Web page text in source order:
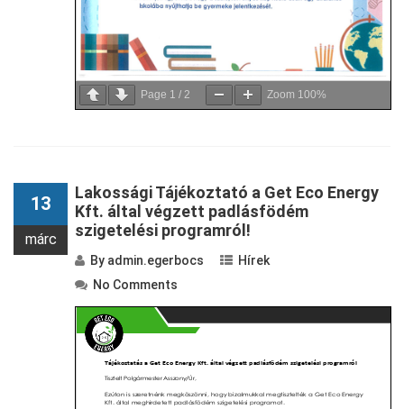
Page 1 /2 Zoom 100%
13
márc
Lakossági Tájékoztató a Get Eco Energy
Kft. által végzett padlásfödém
szigetelési programról!
By admin.egerbocs
Hírek
No Comments